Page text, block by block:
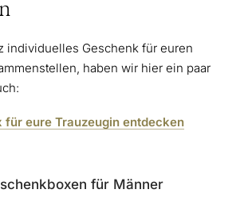
individuelles Geschenk für euren
haben wir hier ein paar
für eure Trauzeugin entdecken
für Männer